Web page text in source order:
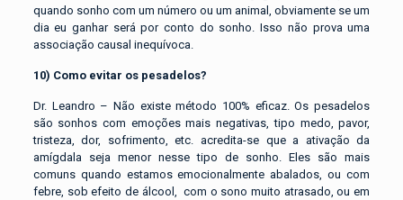
quando sonho com um número ou um animal, obviamente se um
dia eu ganhar será por conto do sonho. Isso não prova uma
associação causal inequívoca.
10) Como evitar os pesadelos?
Dr. Leandro – Não existe método 100% eficaz. Os pesadelos
são sonhos com emoções mais negativas, tipo medo, pavor,
tristeza, dor, sofrimento, etc. acredita-se que a ativação da
amígdala seja menor nesse tipo de sonho. Eles são mais
comuns quando estamos emocionalmente abalados, ou com
febre, sob efeito de álcool, com o sono muito atrasado, ou em